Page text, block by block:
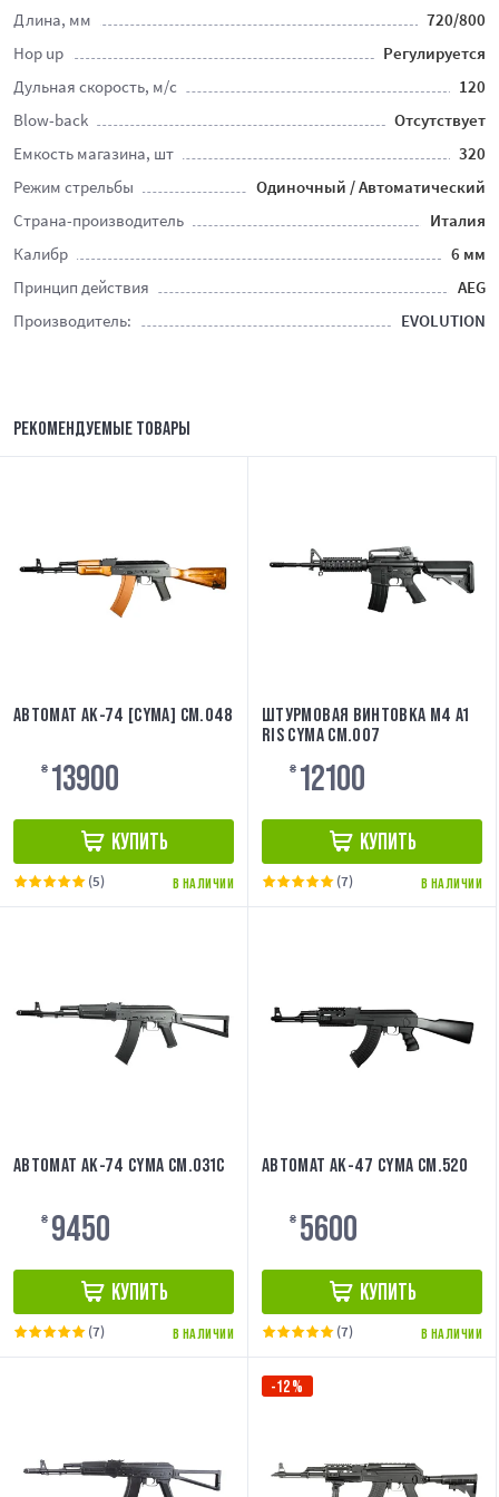
Длина, мм
720/800
Hop up
Регулируется
Дульная скорость, м/с
120
Blow-back
Отсутствует
Емкость магазина, шт
320
Режим стрельбы
Одиночный / Автоматический
Страна-производитель
Италия
Калибр
6 мм
Принцип действия
AEG
Производитель:
EVOLUTION
РЕКОМЕНДУЕМЫЕ ТОВАРЫ
АВТОМАТ АК-74 [CYMA] CM.048
₴ 13900
КУПИТЬ
В НАЛИЧИИ
(5)
ШТУРМОВАЯ ВИНТОВКА M4 A1
RIS CYMA CM.007
₴ 12100
КУПИТЬ
В НАЛИЧИИ
(7)
АВТОМАТ АК-74 CYMA CM.031C
₴ 9450
КУПИТЬ
В НАЛИЧИИ
(7)
АВТОМАТ АК-47 CYMA CM.520
₴ 5600
КУПИТЬ
В НАЛИЧИИ
(7)
-12%